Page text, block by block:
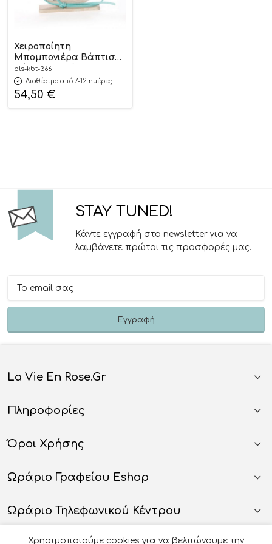
Χειροποίητη
Μπομπονιέρα Βάπτισης
Ξύλινο Καδράκι
Στρογγυλό Αυτοκίνητο
με Ζωάκια ΚΒΤ-366 (10
cm) 24τμχ || Bellissimo
bls-kbt-366
Διαθέσιμο από 7-12 ημέρες
54,50 €
STAY TUNED!
Κάντε εγγραφή στο newsletter για να
λαμβάνετε πρώτοι τις προσφορές μας.
La Vie En Rose.gr
Πληροφορίες
Όροι Χρήσης
Ωράριο Γραφείου Eshop
Ωράριο Τηλεφωνικού Κέντρου
Χρησιμοποιούμε cookies για να βελτιώνουμε την